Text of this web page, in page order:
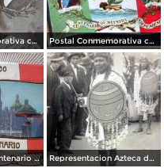
Postal Conmemorativa con motivo del Primer Centenario de nuestra Independencia ( Septiembre de 1910) Postal Conmemorativa con motivo del Centenario de nuestra Independencia ( Septiembre de 1910)
Recuerdo del Centenario 16 de Septiembre de 1910. Representacion Azteca durante el desfile del Centenario 16 de Septiembre de 1910.